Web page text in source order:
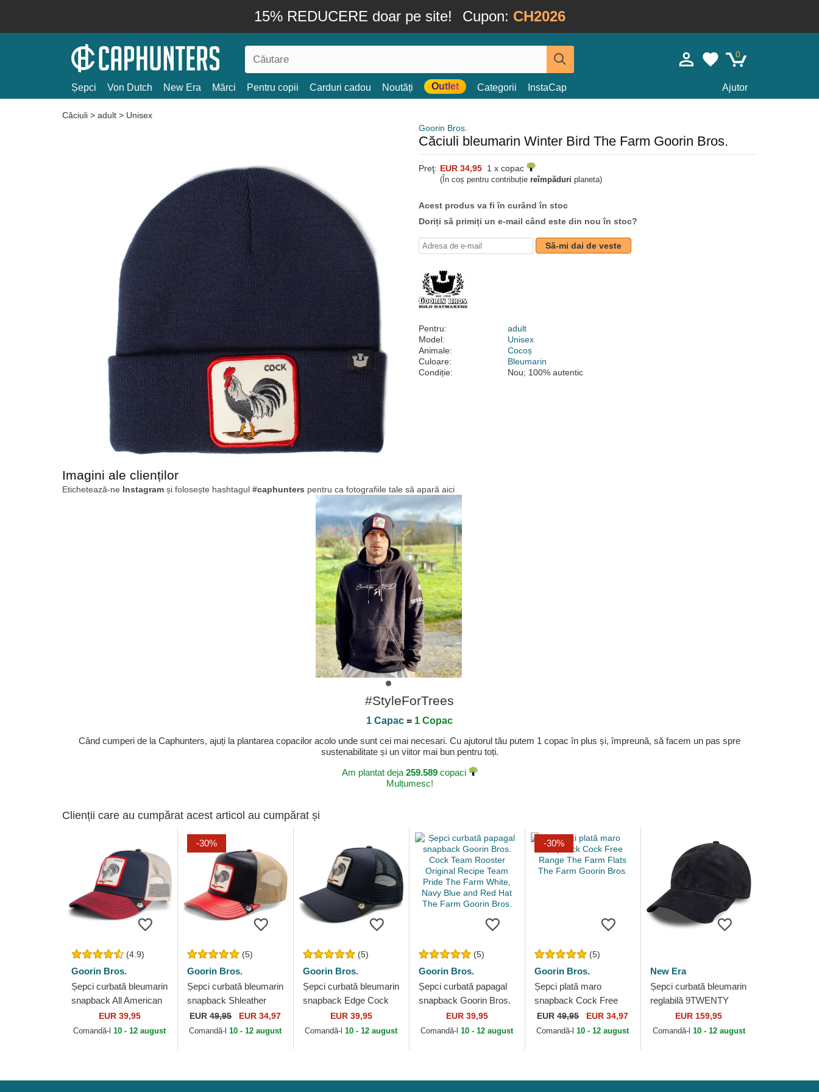
15% REDUCERE doar pe site! Cupon: CH2026
0
Șepci Von Dutch New Era Mărci Pentru copii Carduri cadou Noutăți Outlet Categorii InstaCap Ajutor
Căciuli > adult > Unisex
Goorin Bros.
Căciuli bleumarin Winter Bird The Farm Goorin Bros.
Preţ: EUR 34,95 1 x copac
(În coș pentru contribuție reîmpăduri planeta)
Acest produs va fi în curând în stoc
Doriți să primiți un e-mail când este din nou în stoc?
Să-mi dai de veste
Pentru:
adult
Model:
Unisex
Animale:
Cocoș
Culoare:
Bleumarin
Condiție:
Nou; 100% autentic
Imagini ale clienților
Etichetează-ne Instagram și folosește hashtagul #caphunters pentru ca fotografiile tale să apară aici
#StyleForTrees
1 Capac = 1 Copac
Când cumperi de la Caphunters, ajuți la plantarea copacilor acolo unde sunt cei mai necesari. Cu ajutorul tău putem 1 copac în plus și, împreună, să facem un pas spre
sustenabilitate și un viitor mai bun pentru toți.
Am plantat deja 259.589copaci
Mulțumesc!
Clienții care au cumpărat acest articol au cumpărat și
(4.9)
Goorin Bros.
Șepci curbată bleumarin
snapback All American
Rooster The Farm
Goorin Bros.
EUR 39,95
Comandă-l10 - 12 august
-30%
(5)
Goorin Bros.
Șepci curbată bleumarin
snapback Shleather
Cock The Farm Goorin
Bros.
EUR49,95 EUR 34,97
Comandă-l10 - 12 august
(5)
Goorin Bros.
Șepci curbată bleumarin
snapback Edge Cock
The Farm Goorin Bros.
EUR 39,95
Comandă-l10 - 12 august
(5)
Goorin Bros.
Șepci curbată papagal
snapback Goorin Bros.
Cock Team Rooster
Original Recipe Team
EUR 39,95
Comandă-l10 - 12 august
-30%
(5)
Goorin Bros.
Șepci plată maro
snapback Cock Free
Range The Farm Flats
The Farm Goorin Bros.
EUR49,95 EUR 34,97
Comandă-l10 - 12 august
New Era
Șepci curbată bleumarin
reglabilă 9TWENTY
Suede de New York
Yankees MLB de New
EUR 159,95
Comandă-l 10 - 12 august